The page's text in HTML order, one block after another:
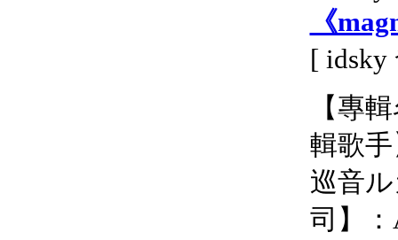
《
[ idsky
【專
輯歌手
巡音
司】